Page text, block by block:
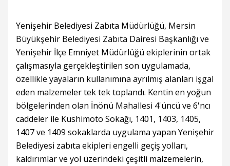
Yenişehir Belediyesi Zabıta Müdürlüğü, Mersin
Büyükşehir Belediyesi Zabıta Dairesi Başkanlığı ve
Yenişehir İlçe Emniyet Müdürlüğü ekiplerinin ortak
çalışmasıyla gerçekleştirilen son uygulamada,
özellikle yayaların kullanımına ayrılmış alanları işgal
eden malzemeler tek tek toplandı. Kentin en yoğun
bölgelerinden olan İnönü Mahallesi 4'üncü ve 6'ncı
caddeler ile Kushimoto Sokağı, 1401, 1403, 1405,
1407 ve 1409 sokaklarda uygulama yapan Yenişehir
Belediyesi zabıta ekipleri engelli geçiş yolları,
kaldırımlar ve yol üzerindeki çeşitli malzemelerin,